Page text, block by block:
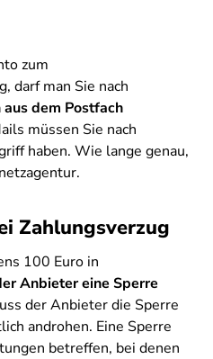
zum
darf man Sie nach
dem Postfach
müssen Sie nach
haben. Wie lange genau,
Zahlungsverzug
100 Euro in
Anbieter eine Sperre
der Anbieter die Sperre
androhen. Eine Sperre
betreffen, bei denen